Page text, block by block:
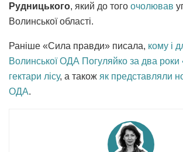
Рудницького, який до того очолював
Волинської області.
Раніше «Сила правди» писала, кому і
Волинської ОДА Погуляйко за два роки
гектари лісу, а також як представляли
ОДА.